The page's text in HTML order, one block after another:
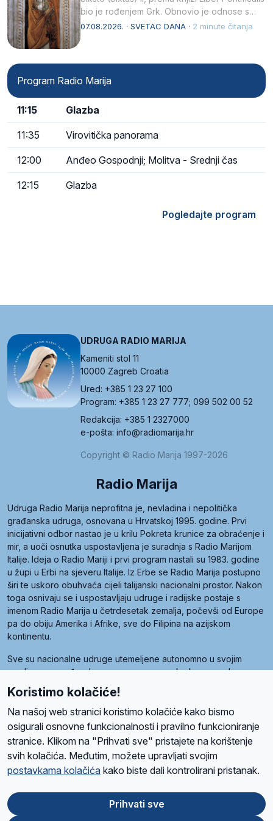
bio je rođenjem Grk. Obnovio je odnose s
afričkim…
07.08.2026. · SVETAC DANA · 2 minute čitanja
Program Radio Marija
11:15 Glazba
11:35 Virovitička panorama
12:00 Anđeo Gospodnji; Molitva - Srednji čas
12:15 Glazba
Pogledajte program
UDRUGA RADIO MARIJA
Kameniti stol 11
10000 Zagreb Croatia
Ured: +385 1 23 27 100
Program: +385 1 23 27 777; 099 502 00 52
Redakcija: +385 1 2327000
e-pošta: info@radiomarija.hr
Copyright © Radio Marija 1997-2026
Radio Marija
Udruga Radio Marija neprofitna je, nevladina i nepolitička
građanska udruga, osnovana u Hrvatskoj 1995. godine. Prvi
inicijativni odbor nastao je u krilu Pokreta krunice za obraćenje i
mir, a uoči osnutka uspostavljena je suradnja s Radio Marijom
Italije. Ideja o Radio Mariji i prvi program nastali su 1983. godine
u župi u Erbi na sjeveru Italije. Iz Erbe se Radio Marija postupno
širi te uskoro obuhvaća cijeli talijanski nacionalni prostor. Nakon
toga osnivaju se i uspostavljaju udruge i radijske postaje s
imenom Radio Marija u četrdesetak zemalja, počevši od Europe
pa do obiju Amerika i Afrike, sve do Filipina na azijskom
kontinentu.
Sve su nacionalne udruge utemeljene autonomno u svojim
zemljama, a međusobna su povezane preko krovne udruge
pod nazivom Svjetska obitelj Radio Marije (World Family of
Radio Maria). Svjetsku obitelj utemeljilo je sedam članica, među
kojima je i hrvatska Udruga Radio Marija.
O namaRadio ProgramVolonteriPrijateljiKontaktPravila privatnosti
Ova stranica je zaštićena Google reCAPTCHA sustavom
Koristimo kolačiće!
Na našoj web stranici koristimo kolačiće kako bismo
osigurali osnovne funkcionalnosti i pravilno funkcioniranje
stranice. Klikom na "Prihvati sve" pristajete na korištenje
svih kolačića. Međutim, možete upravljati svojim
postavkama kolačića kako biste dali kontrolirani pristanak.
Prihvati sve